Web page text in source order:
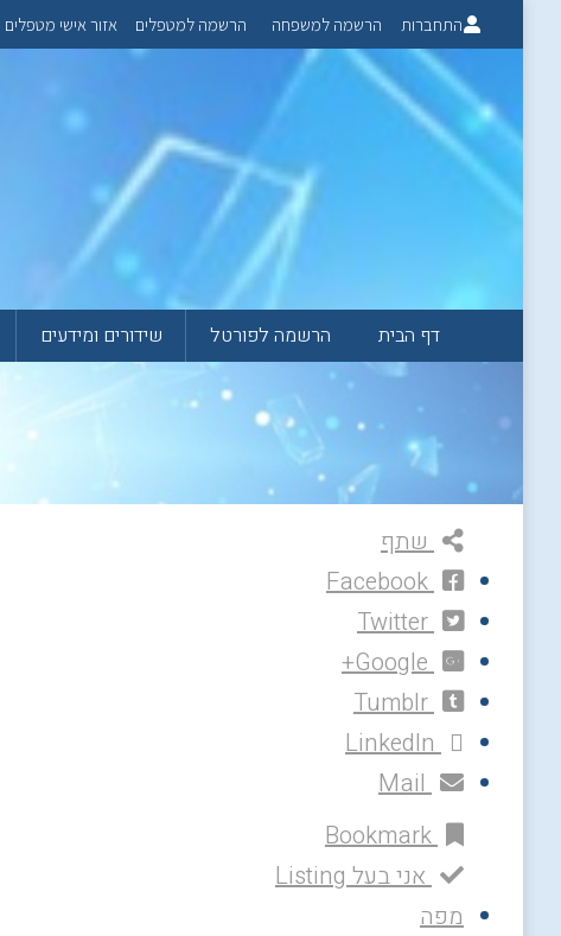
התחברות הרשמה למשפחה הרשמה למטפלים אזור אישי מטפלים
דף הבית הרשמה לפורטל שידורים ומידעים
שתף
Facebook
Twitter
Google+
Tumblr
LinkedIn
Mail
Bookmark
אני בעל Listing
מפה